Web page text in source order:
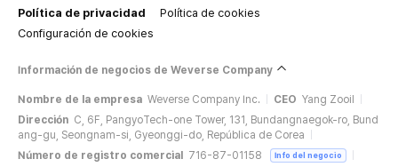
Política de privacidad
Política de cookies
Configuración de cookies
Información de negocios de Weverse Company
Nombre de la empresa Weverse Company Inc. CEO Yang Zooil
Dirección C, 6F, PangyoTech-one Tower, 131, Bundangnaegok-ro, Bund
ang-gu, Seongnam-si, Gyeonggi-do, República de Corea
Número de registro comercial
716-87-01158 Info del negocio